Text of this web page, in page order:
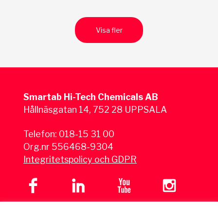
Visa fler
Smartab Hi-Tech Chemicals AB
Hållnäsgatan 14, 752 28 UPPSALA
Telefon: 018-15 31 00
Org.nr 556468-9304
Integritetspolicy och GDPR